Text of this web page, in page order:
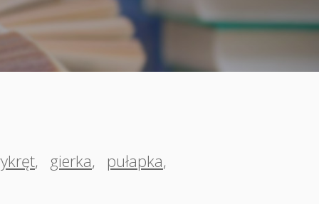
, gierka, pułapka,